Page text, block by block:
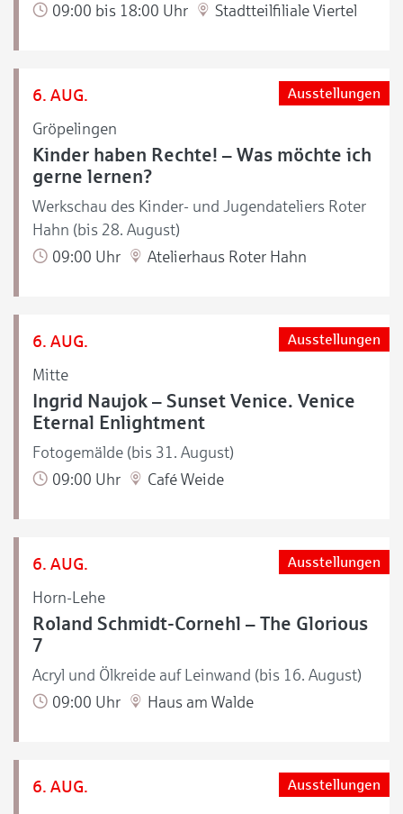
09:00 bis 18:00 Uhr
Stadtteilfiliale Viertel
6. AUG.
Gröpelingen
Ausstellungen
Kinder haben Rechte! – Was möchte ich
gerne lernen?
Werkschau des Kinder- und Jugendateliers Roter
Hahn (bis 28. August)
09:00 Uhr
Atelierhaus Roter Hahn
6. AUG.
Mitte
Ausstellungen
Ingrid Naujok – Sunset Venice. Venice
Eternal Enlightment
Fotogemälde (bis 31. August)
09:00 Uhr
Café Weide
6. AUG.
Horn-Lehe
Ausstellungen
Roland Schmidt-Cornehl – The Glorious
7
Acryl und Ölkreide auf Leinwand (bis 16. August)
09:00 Uhr
Haus am Walde
6. AUG. Ausstellungen